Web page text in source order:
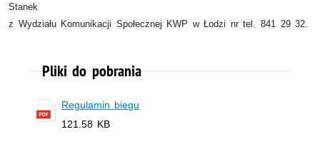
Stanek
z Wydziału Komunikacji Społecznej KWP w Łodzi nr tel. 841 29 32.
Pliki do pobrania
Regulamin biegu
121.58 KB